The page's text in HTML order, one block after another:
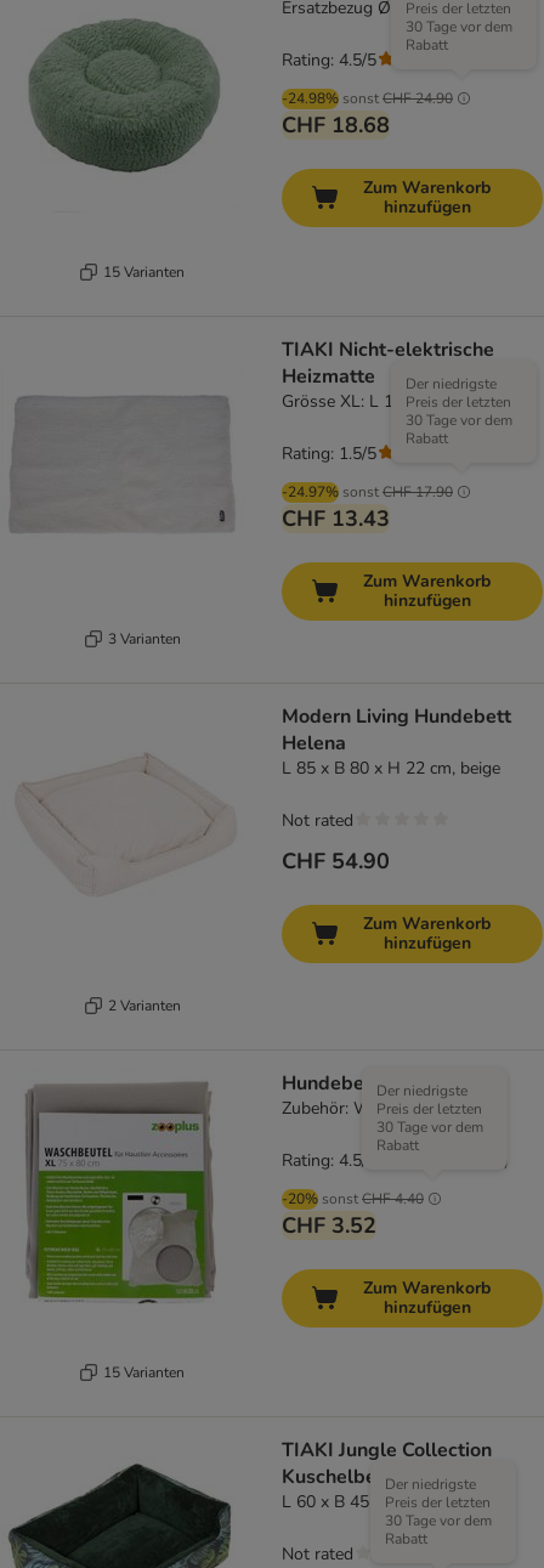
15 Varianten
Ersatzbezug Ø 90 cm, mint
-24.98% sonstCHF 24.90
Preis der letzten
30 Tage vor dem
Rabatt
CHF 18.68
Rating: 4.5/5
Zum Warenkorb
hinzufügen
3 Varianten
TIAKI Nicht-elektrische
Heizmatte
Grösse XL: L 110 x B 70 cm
-24.97% sonstCHF 17.90
Der niedrigste
Preis der letzten
30 Tage vor dem
Rabatt
CHF 13.43
Rating: 1.5/5
Zum Warenkorb
hinzufügen
2 Varianten
Modern Living Hundebett
Helena
L 85 x B 80 x H 22 cm, beige
CHF 54.90
Not rated
Zum Warenkorb
hinzufügen
15 Varianten
Hundebett Flocke
Zubehör: Waschbeutel
-20% sonstCHF 4.40
Der niedrigste
Preis der letzten
30 Tage vor dem
Rabatt
CHF 3.52
Rating: 4.5/5 )
Zum Warenkorb
hinzufügen
TIAKI Jungle Collection
Kuschelbett
L 60 x B 45 x H 20 cm
Der niedrigste
Preis der letzten
30 Tage vor dem
Rabatt
Not rated